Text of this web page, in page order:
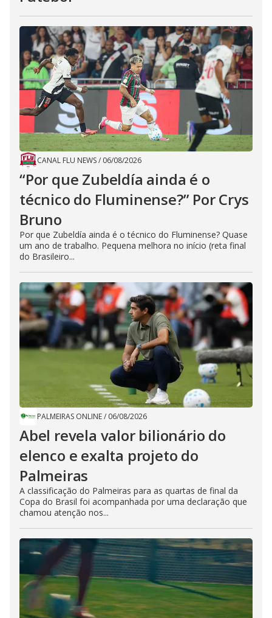
CANAL FLU NEWS/ 06/08/2026
“Por que Zubeldía ainda é o
técnico do Fluminense?” Por Crys
Bruno
Por que Zubeldía ainda é o técnico do Fluminense? Quase
um ano de trabalho. Pequena melhora no início (reta final
do Brasileiro...
PALMEIRAS ONLINE/ 06/08/2026
Abel revela valor bilionário do
elenco e exalta projeto do
Palmeiras
A classificação do Palmeiras para as quartas de final da
Copa do Brasil foi acompanhada por uma declaração que
chamou atenção nos...